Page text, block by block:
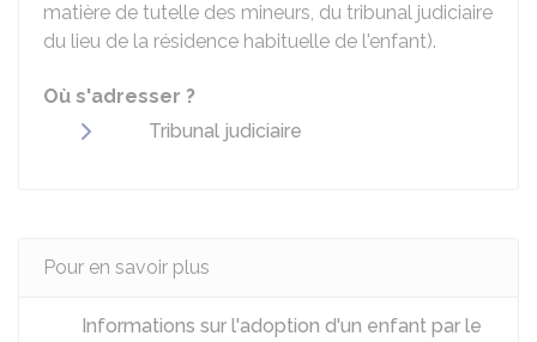
matière de tutelle des mineurs, du tribunal judiciaire
du lieu de la résidence habituelle de l'enfant).
Où s'adresser ?
Tribunal judiciaire
Pour en savoir plus
Informations sur l'adoption d'un enfant par le